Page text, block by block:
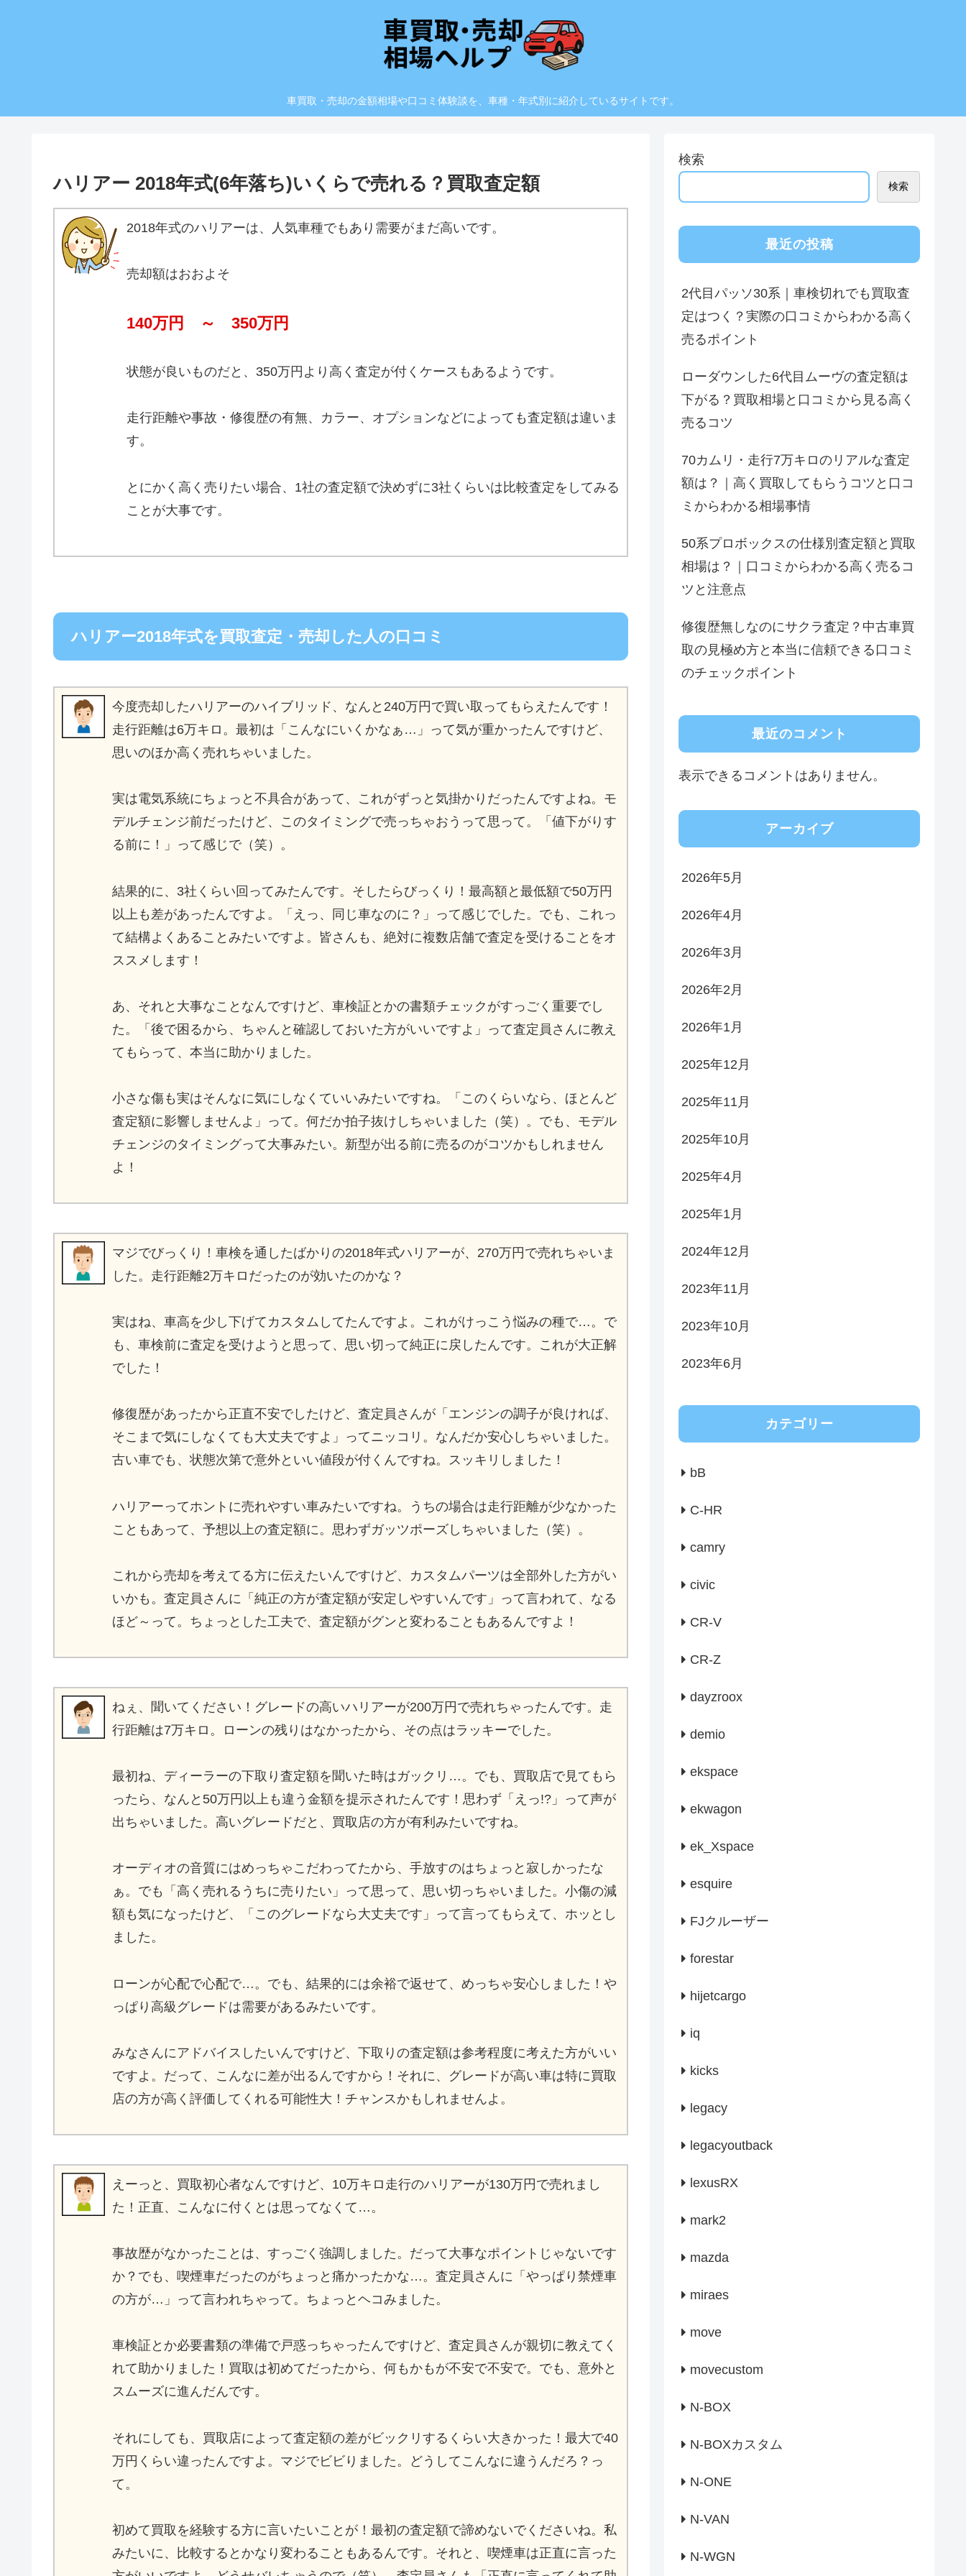
車買取・売却の金額相場や口コミ体験談を、車種・年式別に紹介しているサイトです。
ハリアー 2018年式(6年落ち)いくらで売れる？買取査定額
2018年式のハリアーは、人気車種でもあり需要がまだ高いです。
売却額はおおよそ
140万円 ～ 350万円
状態が良いものだと、350万円より高く査定が付くケースもあるようです。
走行距離や事故・修復歴の有無、カラー、オプションなどによっても査定額は違いま
す。
とにかく高く売りたい場合、1社の査定額で決めずに3社くらいは比較査定をしてみる
ことが大事です。
ハリアー2018年式を買取査定・売却した人の口コミ
今度売却したハリアーのハイブリッド、なんと240万円で買い取ってもらえたんです！
走行距離は6万キロ。最初は「こんなにいくかなぁ…」って気が重かったんですけど、
思いのほか高く売れちゃいました。
実は電気系統にちょっと不具合があって、これがずっと気掛かりだったんですよね。モ
デルチェンジ前だったけど、このタイミングで売っちゃおうって思って。「値下がりす
る前に！」って感じで（笑）。
結果的に、3社くらい回ってみたんです。そしたらびっくり！最高額と最低額で50万円
以上も差があったんですよ。「えっ、同じ車なのに？」って感じでした。でも、これっ
て結構よくあることみたいですよ。皆さんも、絶対に複数店舗で査定を受けることをオ
ススメします！
あ、それと大事なことなんですけど、車検証とかの書類チェックがすっごく重要でし
た。「後で困るから、ちゃんと確認しておいた方がいいですよ」って査定員さんに教え
てもらって、本当に助かりました。
小さな傷も実はそんなに気にしなくていいみたいですね。「このくらいなら、ほとんど
査定額に影響しませんよ」って。何だか拍子抜けしちゃいました（笑）。でも、モデル
チェンジのタイミングって大事みたい。新型が出る前に売るのがコツかもしれません
よ！
マジでびっくり！車検を通したばかりの2018年式ハリアーが、270万円で売れちゃいま
した。走行距離2万キロだったのが効いたのかな？
実はね、車高を少し下げてカスタムしてたんですよ。これがけっこう悩みの種で…。で
も、車検前に査定を受けようと思って、思い切って純正に戻したんです。これが大正解
でした！
修復歴があったから正直不安でしたけど、査定員さんが「エンジンの調子が良ければ、
そこまで気にしなくても大丈夫ですよ」ってニッコリ。なんだか安心しちゃいました。
古い車でも、状態次第で意外といい値段が付くんですね。スッキリしました！
ハリアーってホントに売れやすい車みたいですね。うちの場合は走行距離が少なかった
こともあって、予想以上の査定額に。思わずガッツポーズしちゃいました（笑）。
これから売却を考えてる方に伝えたいんですけど、カスタムパーツは全部外した方がい
いかも。査定員さんに「純正の方が査定額が安定しやすいんです」って言われて、なる
ほど～って。ちょっとした工夫で、査定額がグンと変わることもあるんですよ！
ねぇ、聞いてください！グレードの高いハリアーが200万円で売れちゃったんです。走
行距離は7万キロ。ローンの残りはなかったから、その点はラッキーでした。
最初ね、ディーラーの下取り査定額を聞いた時はガックリ…。でも、買取店で見てもら
ったら、なんと50万円以上も違う金額を提示されたんです！思わず「えっ!?」って声が
出ちゃいました。高いグレードだと、買取店の方が有利みたいですね。
オーディオの音質にはめっちゃこだわってたから、手放すのはちょっと寂しかったな
ぁ。でも「高く売れるうちに売りたい」って思って、思い切っちゃいました。小傷の減
額も気になったけど、「このグレードなら大丈夫です」って言ってもらえて、ホッとし
ました。
ローンが心配で心配で…。でも、結果的には余裕で返せて、めっちゃ安心しました！や
っぱり高級グレードは需要があるみたいです。
みなさんにアドバイスしたいんですけど、下取りの査定額は参考程度に考えた方がいい
ですよ。だって、こんなに差が出るんですから！それに、グレードが高い車は特に買取
店の方が高く評価してくれる可能性大！チャンスかもしれませんよ。
えーっと、買取初心者なんですけど、10万キロ走行のハリアーが130万円で売れまし
た！正直、こんなに付くとは思ってなくて…。
事故歴がなかったことは、すっごく強調しました。だって大事なポイントじゃないです
か？でも、喫煙車だったのがちょっと痛かったかな…。査定員さんに「やっぱり禁煙車
の方が…」って言われちゃって。ちょっとヘコみました。
車検証とか必要書類の準備で戸惑っちゃったんですけど、査定員さんが親切に教えてく
れて助かりました！買取は初めてだったから、何もかもが不安で不安で。でも、意外と
スムーズに進んだんです。
それにしても、買取店によって査定額の差がビックリするくらい大きかった！最大で40
万円くらい違ったんですよ。マジでビビりました。どうしてこんなに違うんだろ？っ
て。
初めて買取を経験する方に言いたいことが！最初の査定額で諦めないでくださいね。私
みたいに、比較するとかなり変わることもあるんです。それと、喫煙車は正直に言った
検索
検索
最近の投稿
2代目パッソ30系｜車検切れでも買取査
定はつく？実際の口コミからわかる高く
売るポイント
ローダウンした6代目ムーヴの査定額は
下がる？買取相場と口コミから見る高く
売るコツ
70カムリ・走行7万キロのリアルな査定
額は？｜高く買取してもらうコツと口コ
ミからわかる相場事情
50系プロボックスの仕様別査定額と買取
相場は？｜口コミからわかる高く売るコ
ツと注意点
修復歴無しなのにサクラ査定？中古車買
取の見極め方と本当に信頼できる口コミ
のチェックポイント
最近のコメント
表示できるコメントはありません。
アーカイブ
2026年5月
2026年4月
2026年3月
2026年2月
2026年1月
2025年12月
2025年11月
2025年10月
2025年4月
2025年1月
2024年12月
2023年11月
2023年10月
2023年6月
カテゴリー
bB
C-HR
camry
civic
CR-V
CR-Z
dayzroox
demio
ekspace
ekwagon
ek_Xspace
esquire
FJクルーザー
forestar
hijetcargo
iq
kicks
legacy
legacyoutback
lexusRX
mark2
mazda
miraes
move
movecustom
N-BOX
N-BOXカスタム
N-ONE
N-VAN
N-WGN